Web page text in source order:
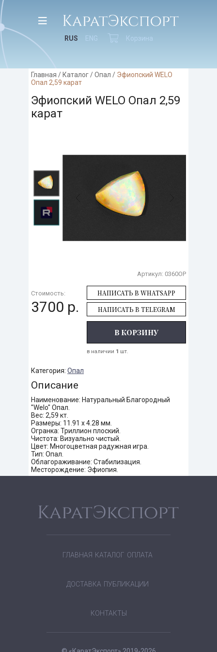
RUS ENG Корзина
Главная /Каталог/Опал / Эфиопский WELO
Опал 2,59 карат
Эфиопский WELO Опал 2,59
карат
Артикул: 0360OP
Стоимость:
3700 р.
НАПИСАТЬ В WHATSAPP
НАПИСАТЬ В TELEGRAM
В КОРЗИНУ
в наличии 1 шт.
Категория: Опал
Описание
Наименование: Натуральный Благородный
"Welo" Опал.
Вес: 2,59 кт.
Размеры: 11.91 х 4.28 мм.
Огранка: Триллион плоский.
Чистота: Визуально чистый.
Цвет: Многоцветная радужная игра.
Тип: Опал.
Облагораживание: Стабилизация.
Месторождение: Эфиопия.
ГЛАВНАЯ КАТАЛОГ ОПЛАТА
ДОСТАВКА ПУБЛИКАЦИИ
КОНТАКТЫ